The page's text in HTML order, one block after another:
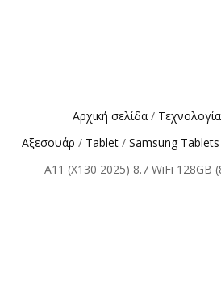
Αρχική σελίδα / Τεχνολογία
Αξεσουάρ / Tablet / Samsung Tablets
A11 (X130 2025) 8.7 WiFi 128GB